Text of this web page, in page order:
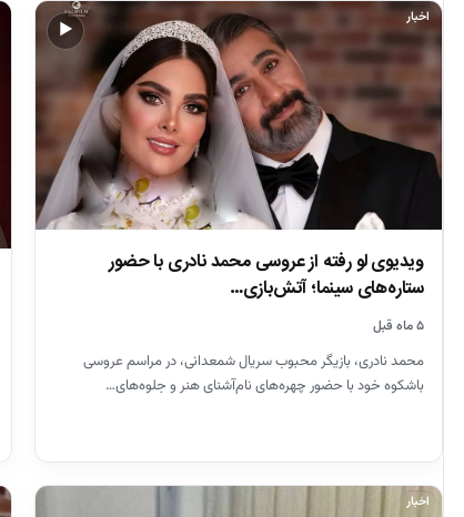
▶
اخبار
ویدیوی لو رفته از عروسی محمد نادری با حضور
ستاره‌های سینما؛ آتش‌بازی…
۵ ماه قبل
محمد نادری، بازیگر محبوب سریال شمعدانی، در مراسم عروسی
باشکوه خود با حضور چهره‌های نام‌آشنای هنر و جلوه‌های…
اخبار